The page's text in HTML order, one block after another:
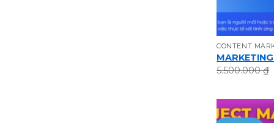
CONTENT
5.500.000₫